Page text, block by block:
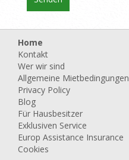
Home
Kontakt
Wer wir sind
Allgemeine Mietbedingungen
Privacy Policy
Blog
Für Hausbesitzer
Exklusiven Service
Europ Assistance Insurance
Cookies